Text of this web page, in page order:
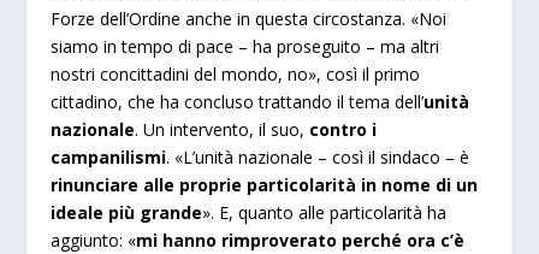
Forze dell’Ordine anche in questa circostanza. «Noi
siamo in tempo di pace – ha proseguito – ma altri
nostri concittadini del mondo, no», così il primo
cittadino, che ha concluso trattando il tema dell’unità
nazionale. Un intervento, il suo, contro i
campanilismi. «L’unità nazionale – così il sindaco – è
rinunciare alle proprie particolarità in nome di un
ideale più grande». E, quanto alle particolarità ha
aggiunto: «mi hanno rimproverato perché ora c’è